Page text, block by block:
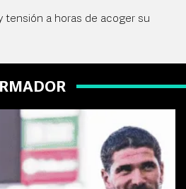
tensión a horas de acoger su